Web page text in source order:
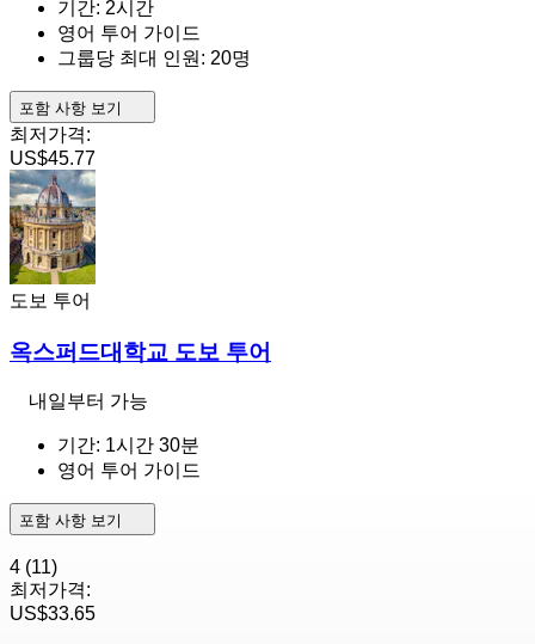
기간: 2시간
영어 투어 가이드
그룹당 최대 인원: 20명
포함 사항 보기
최저가격:
US$45.77
도보 투어
옥스퍼드대학교 도보 투어
내일부터 가능
기간: 1시간 30분
영어 투어 가이드
포함 사항 보기
4 (11)
최저가격:
US$33.65